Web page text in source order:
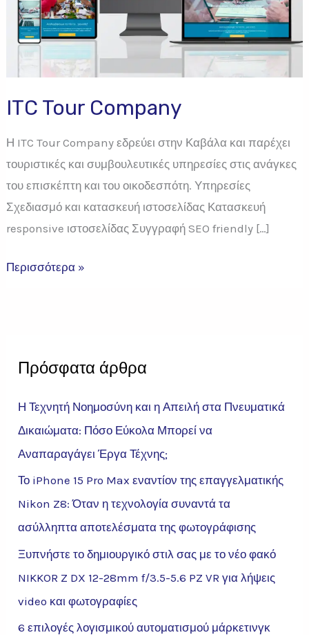
ITC Tour Company
Η ITC Tour Company εδρεύει στην Καβάλα και παρέχει
τουριστικές και συμβουλευτικές υπηρεσίες στις ανάγκες
του επισκέπτη και του οικοδεσπότη. Υπηρεσίες
Σχεδιασμό και κατασκευή ιστοσελίδας Κατασκευή
responsive ιστοσελίδας Συγγραφή SEO friendly […]
Περισσότερα »
Πρόσφατα άρθρα
Η Τεχνητή Νοημοσύνη και η Απειλή στα Πνευματικά
Δικαιώματα: Πόσο Εύκολα Μπορεί να
Αναπαραγάγει Έργα Τέχνης;
Το iPhone 15 Pro Max εναντίον της επαγγελματικής
Nikon Z8: Όταν η τεχνολογία συναντά τα
ασύλληπτα αποτελέσματα της φωτογράφισης
Ξυπνήστε το δημιουργικό στιλ σας με το νέο φακό
NIKKOR Z DX 12-28mm f/3.5-5.6 PZ VR για λήψεις
video και φωτογραφίες
6 επιλογές λογισμικού αυτοματισμού μάρκετινγκ